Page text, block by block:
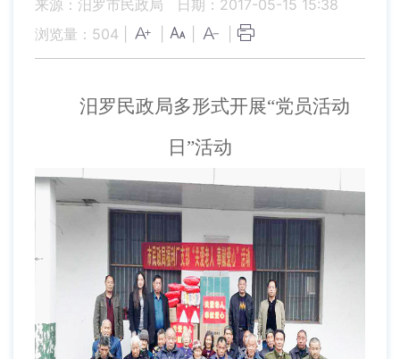
来源：汨罗市民政局
日期：2017-05-15 15:38
浏览量： 504
汨罗民政局多形式开展“党员活动
日”活动